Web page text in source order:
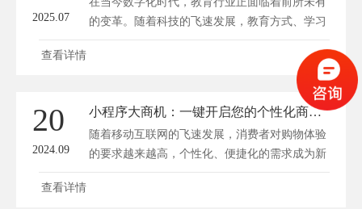
2025.07
的变革。随着科技的飞速发展，教育方式、学习
途径以及知识传播手段都在发生深刻的变化。有
赞小程序，作为国内领先的微信小程序开发平
台，正助力教育行业实现数字化转型，开启赋能
教育新纪元。 一、教育行业数字化转型的重要
性 1. 提高教育质量：数字化教育可以充分利用
互联网、大数据、...
查看详情
20
2024.09
小程序大商机：一键开启您的个性化商城之旅
随着移动互联网的飞速发展，消费者对购物体验
的要求越来越高，个性化、便捷化的需求成为新
时代的消费趋势。在这个大背景下，小程序应运
查看详情